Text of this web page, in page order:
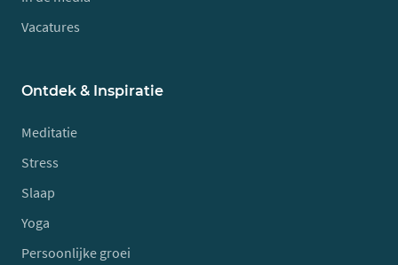
Vacatures
Ontdek & Inspiratie
Meditatie
Stress
Slaap
Yoga
Persoonlijke groei